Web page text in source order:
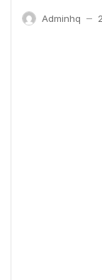
Adminhq —